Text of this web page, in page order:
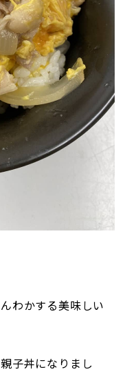
わかする美味しい
子丼になりまし